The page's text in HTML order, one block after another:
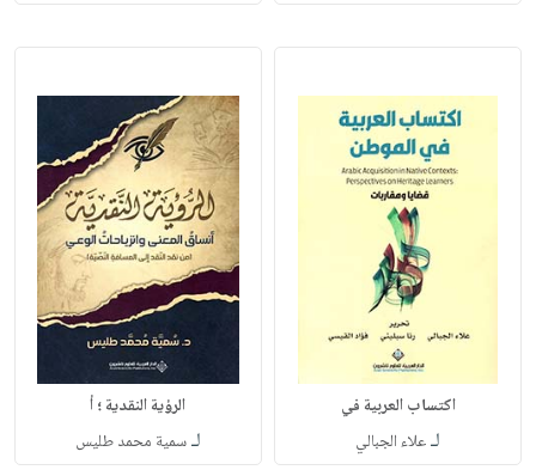
اكتساب العربية في
لـعلاء الجبالي
الرؤية النقدية ؛ أ
لـسمية محمد طليس